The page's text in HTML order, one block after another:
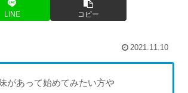
LINE コピー
2021.11.10
があって始めてみたい方や